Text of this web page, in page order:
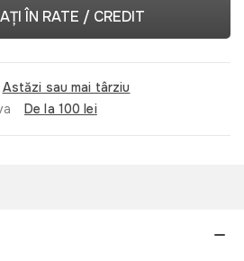
ÎN RATE / CREDIT
Astăzi sau mai târziu
De la 100 lei